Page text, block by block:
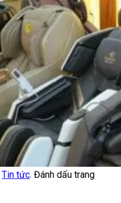
Tin tức. Đánh dấu trang